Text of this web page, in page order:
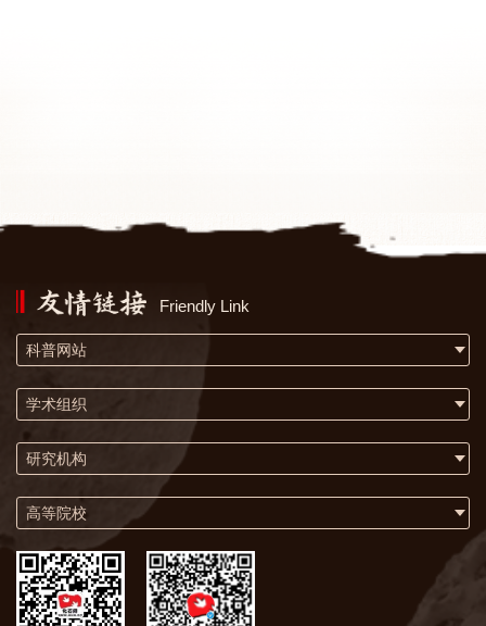
Friendly Link
科普网站
学术组织
研究机构
高等院校